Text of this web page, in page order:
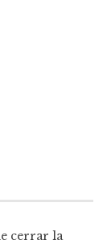
cerrar la